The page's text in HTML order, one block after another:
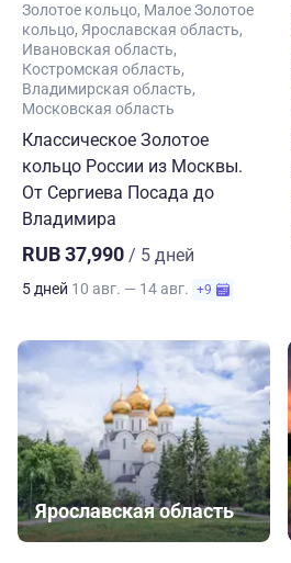
Золотое кольцо Малое Золотое
кольцо Ярославская область
Ивановская область
Костромская область
Владимирская область
Московская область
Классическое Золотое
кольцо России из Москвы.
От Сергиева Посада до
Владимира
RUB 37,990 / 5 дней
5 дней 10 авг. — 14 авг. +9
Ярославская область